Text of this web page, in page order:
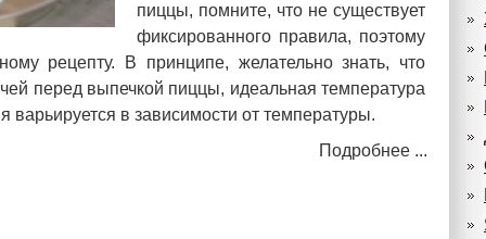
пиццы, помните, что не существует
фиксированного правила, поэтому
рецепту. В принципе, желательно знать, что
перед выпечкой пиццы, идеальная температура
варьируется в зависимости от температуры.
Подробнее ...